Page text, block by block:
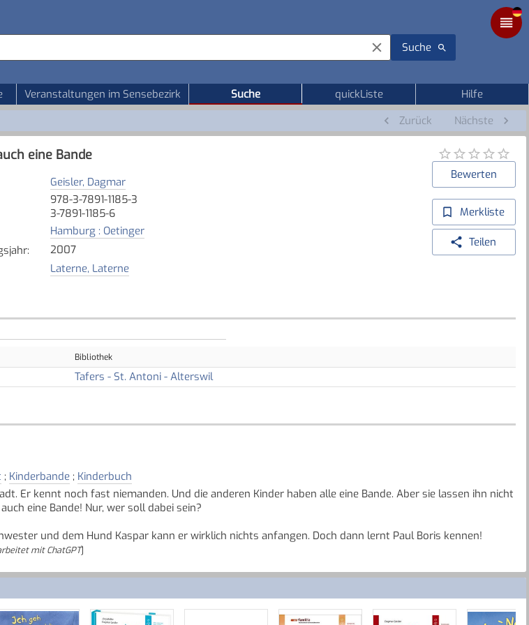
Suche
Veranstaltungen im Sensebezirk Suche quickListe
Hilfe
Zurück Nächste
eine Bande
Geisler, Dagmar
978-3-7891-1185-3
3-7891-1185-6
Hamburg : Oetinger
:
2007
Laterne, Laterne
Bewerten
Merkliste
Teilen
Bibliothek
Tafers - St. Antoni - Alterswil
; Kinderbande; Kinderbuch
Er kennt noch fast niemanden. Und die anderen Kinder haben alle eine Bande. Aber sie lassen ihn nicht
eine Bande! Nur, wer soll dabei sein?
und dem Hund Kaspar kann er wirklich nichts anfangen. Doch dann lernt Paul Boris kennen!
mit ChatGPT]